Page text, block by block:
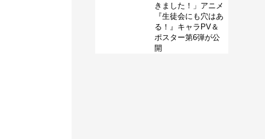
きました！」アニメ
『生徒会にも穴はあ
る！』キャラPV＆
ポスター第6弾が公
開